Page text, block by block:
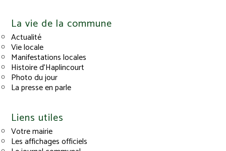
La vie de la commune
Actualité
Vie locale
Manifestations locales
Histoire d’Haplincourt
Photo du jour
La presse en parle
Liens utiles
Votre mairie
Les affichages officiels